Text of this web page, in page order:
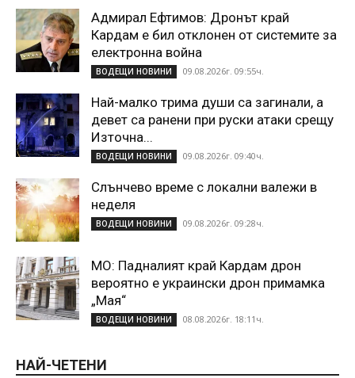
Адмирал Ефтимов: Дронът край
Кардам е бил отклонен от системите за
електронна война
ВОДЕЩИ НОВИНИ 09.08.2026г. 09:55ч.
Най-малко трима души са загинали, а
девет са ранени при руски атаки срещу
Източна...
ВОДЕЩИ НОВИНИ 09.08.2026г. 09:40ч.
Слънчево време с локални валежи в
неделя
ВОДЕЩИ НОВИНИ 09.08.2026г. 09:28ч.
МО: Падналият край Кардам дрон
вероятно е украински дрон примамка
„Мая“
ВОДЕЩИ НОВИНИ 08.08.2026г. 18:11ч.
НАЙ-ЧЕТЕНИ